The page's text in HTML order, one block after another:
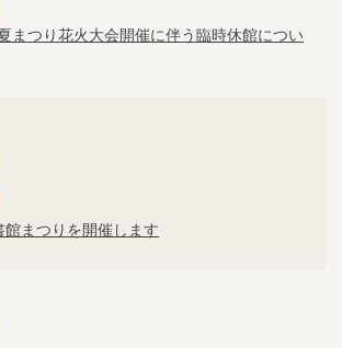
まつり花火大会開催に伴う臨時休館につい
まつりを開催します